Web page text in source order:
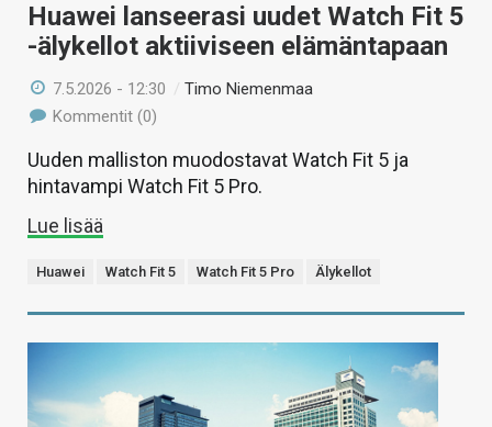
Huawei lanseerasi uudet Watch Fit 5
-älykellot aktiiviseen elämäntapaan
7.5.2026 - 12:30 /Timo Niemenmaa
Kommentit (0)
Uuden malliston muodostavat Watch Fit 5 ja
hintavampi Watch Fit 5 Pro.
Lue lisää
Huawei Watch Fit 5 Watch Fit 5 Pro Älykellot